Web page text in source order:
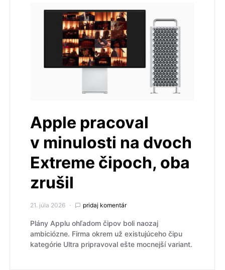
Apple pracoval
v minulosti na dvoch
Extreme čipoch, oba
zrušil
21. júla 2026 pridaj komentár
Plány Applu ohľadom čipov boli naozaj
ambiciózne. Firma okrem už existujúceho čipu
kategórie Ultra pripravoval ešte mocnejší variant.